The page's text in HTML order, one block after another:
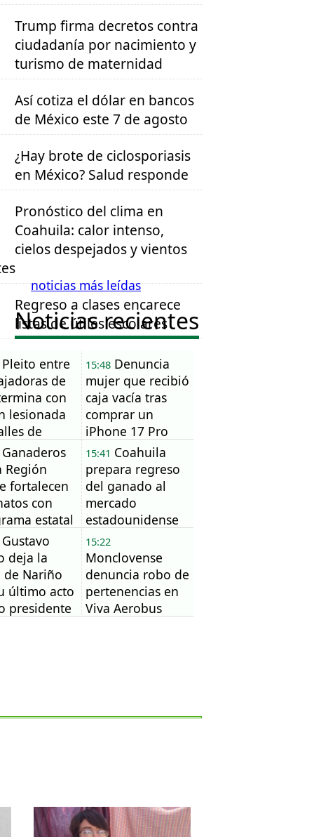
Trump firma decretos contra
ciudadanía por nacimiento y
turismo de maternidad
Así cotiza el dólar en bancos
de México este 7 de agosto
¿Hay brote de ciclosporiasis
en México? Salud responde
Pronóstico del clima en
Coahuila: calor intenso,
cielos despejados y vientos
Regreso a clases encarece
listas de útiles escolares
noticias más leídas
Noticias recientes
Pleito entre
de
con
lesionada
de
15:48Denuncia
mujer que recibió
caja vacía tras
comprar un
iPhone 17 Pro
Max en Sabinas
Ganaderos
Región
fortalecen
con
estatal
15:41 Coahuila
prepara regreso
del ganado al
mercado
estadounidense
tras más de un
año de
suspensión
Gustavo
deja la
de Nariño
último acto
presidente
15:22
Monclovense
denuncia robo de
pertenencias en
Viva Aerobus